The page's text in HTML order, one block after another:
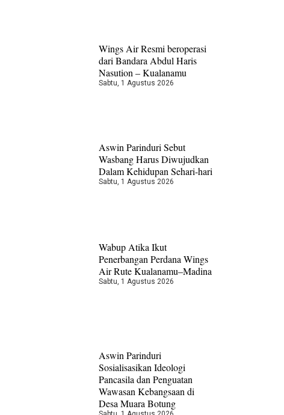
Wings Air Resmi beroperasi
dari Bandara Abdul Haris
Nasution – Kualanamu
Sabtu, 1 Agustus 2026
Aswin Parinduri Sebut
Wasbang Harus Diwujudkan
Dalam Kehidupan Sehari-hari
Sabtu, 1 Agustus 2026
Wabup Atika Ikut
Penerbangan Perdana Wings
Air Rute Kualanamu–Madina
Sabtu, 1 Agustus 2026
Aswin Parinduri
Sosialisasikan Ideologi
Pancasila dan Penguatan
Wawasan Kebangsaan di
Desa Muara Botung